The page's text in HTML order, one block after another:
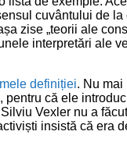
cuvântului de
zise „teorii ale
interpretări ale
definiției. Nu mai
că ele
Vexler nu a
insistă că era